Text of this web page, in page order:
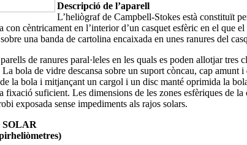
Descripció de l’aparell
L’heliògraf de Campbell-Stokes està constituït
con cèntricament en l’interior d’un casquet esfèric en el que
una banda de cartolina encaixada en unes ranures del
de ranures paral·leles en les quals es poden allotjar tres
La bola de vidre descansa sobre un suport còncau, cap amunt
la bola i mitjançant un cargol i un disc manté oprimida la
fixació suficient. Les dimensions de les zones esfèriques de la
exposada sense impediments als rajos solars.